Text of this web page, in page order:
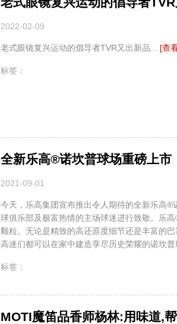
2022-02-09
老式眼镜复兴运动的倡导者TVR又出新品... [查
标签：
全新乐高®诺坎普球场重磅上市
2021-09-01
今天，乐高集团宣布推出令人期待的全新乐高®
球俱乐部及极富热情的主场球迷进行致敬。乐
颗粒。无论是精致的高还原度细节还是丰富的
高迷们都可以在家中建造享尽历史荣耀的诺坎普
标签：
MOTI魔笛品香师杨林:用味道,